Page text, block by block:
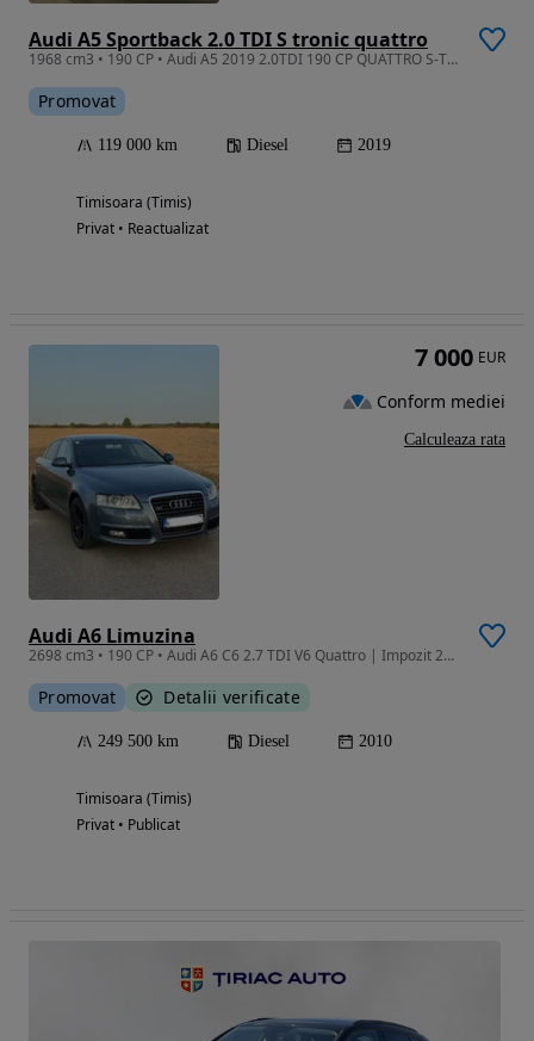
Audi A5 Sportback 2.0 TDI S tronic quattro
1968 cm3 • 190 CP • Audi A5 2019 2.0TDI 190 CP QUATTRO S-TRONIC
Promovat
119 000 km Diesel 2019
Timisoara (Timis)
Privat • Reactualizat
Audi A6 Limuzina
2698 cm3 • 190 CP • Audi A6 C6 2.7 TDI V6 Quattro | Impozit 2026 plătit | Carte service
Promovat Detalii verificate
249 500 km Diesel 2010
Timisoara (Timis)
Privat • Publicat
7 000 EUR
Conform mediei
Calculeaza rata